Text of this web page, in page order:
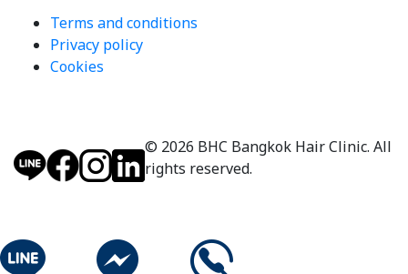
Terms and conditions
Privacy policy
Cookies
© 2026 BHC Bangkok Hair Clinic. All
rights reserved.